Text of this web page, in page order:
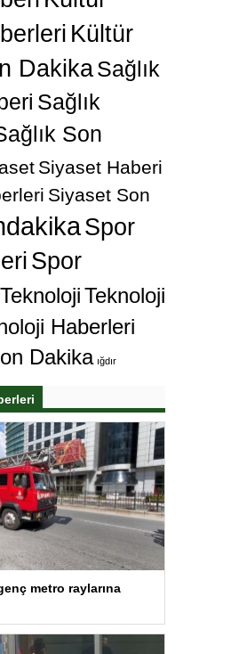
Kültür
DakikaSağlık
Sağlık
Son
Siyaset Haberi
Siyaset Son
Spor
Spor
TeknolojiTeknoloji
Haberleri
Dakika ığdır
metro raylarına